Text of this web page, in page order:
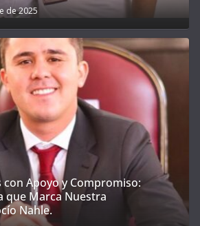
de 2025
con Apoyo y Compromiso:
que Marca Nuestra
Nahle.